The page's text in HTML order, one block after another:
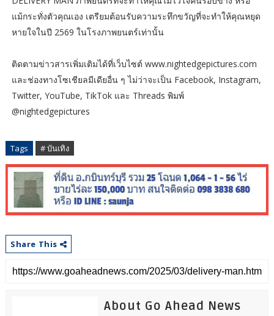
แม้กระทั่งตัวคุณเอง เตรียมต้อนรับความระทึกขวัญที่จะทำให้คุณหยุด
หายใจในปี 2569 ในโรงภาพยนตร์เท่านั้น
ติดตามข่าวสารเพิ่มเติมได้ที่เว็บไซต์ www.nightedgepictures.com
และช่องทางโซเชียลมีเดียอื่น ๆ ไม่ว่าจะเป็น Facebook, Instagram,
Twitter, YouTube, TikTok และ Threads พิมพ์
@nightedgepictures
Tags # บันเทิง
Share This
About Go Ahead News